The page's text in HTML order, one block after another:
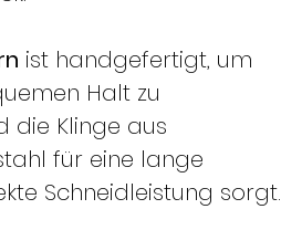
ist handgefertigt, um
Halt zu
die Klinge aus
für eine lange
Schneidleistung sorgt.